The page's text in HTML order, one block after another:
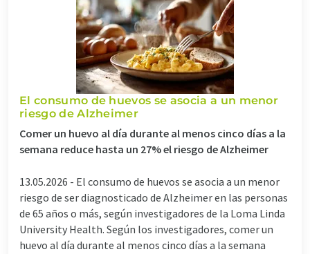
El consumo de huevos se asocia a un menor
riesgo de Alzheimer
Comer un huevo al día durante al menos cinco días a la
semana reduce hasta un 27% el riesgo de Alzheimer
13.05.2026 - El consumo de huevos se asocia a un menor
riesgo de ser diagnosticado de Alzheimer en las personas
de 65 años o más, según investigadores de la Loma Linda
University Health. Según los investigadores, comer un
huevo al día durante al menos cinco días a la semana